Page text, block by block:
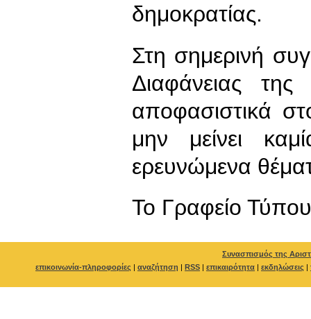
δημοκρατίας.
Στη σημερινή
Διαφάνειας
αποφασιστικά
μην μείνει
ερευνώμενα
To Γραφείο Τύπου
Συνασπισμός της
επικοινωνία-πληροφορίες | αναζήτηση | RSS | επικαιρότητα | εκδηλώσεις |